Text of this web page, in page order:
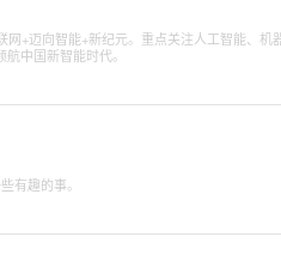
+迈向智能+新纪元。重点关注人工智能、
中国新智能时代。
有趣的事。